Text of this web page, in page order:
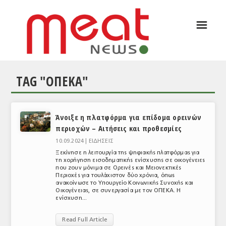
ΕΙΔΗΣΕΙΣ
ΘΕΜΑΤΑ
ΕΥΡΩΠΑΪΚΕΣ ΑΠΟΦΑΣΕΙΣ
☰
TAG "ΟΠΕΚΑ"
Άνοιξε η πλατφόρμα για επίδομα ορεινών
περιοχών – Αιτήσεις και προθεσμίες
10.09.2024 |
ΕΙΔΗΣΕΙΣ
Ξεκίνησε η λειτουργία της ψηφιακής πλατφόρμας για
τη χορήγηση εισοδηματικής ενίσχυσης σε οικογένειες
που ζουν μόνιμα σε Ορεινές και Μειονεκτικές
Περιοχές για τουλάχιστον δύο χρόνια, όπως
ανακοίνωσε το Υπουργείο Κοινωνικής Συνοχής και
Οικογένειας, σε συνεργασία με τον ΟΠΕΚΑ. Η
ενίσχυση...
Read Full Article